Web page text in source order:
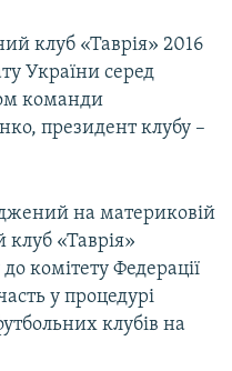
клуб «Таврія» 2016
України серед
команди
президент клубу –
на материковій
клуб «Таврія»
комітету Федерації
у процедурі
клубів на